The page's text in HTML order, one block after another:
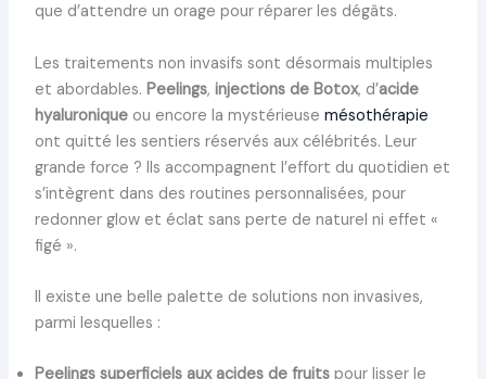
que d’attendre un orage pour réparer les dégâts.
Les traitements non invasifs sont désormais multiples
et abordables. Peelings, injections de Botox, d’acide
hyaluroniqueou encore la mystérieuse mésothérapie
ont quitté les sentiers réservés aux célébrités. Leur
grande force ? Ils accompagnent l’effort du quotidien et
s’intègrent dans des routines personnalisées, pour
redonner glow et éclat sans perte de naturel ni effet «
figé ».
Il existe une belle palette de solutions non invasives,
parmi lesquelles :
Peelings superficiels aux acides de fruitspour lisser le